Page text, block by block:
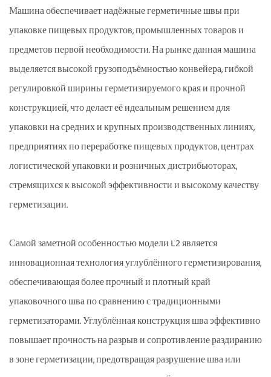
Машина обеспечивает надёжные герметичные швы при
упаковке пищевых продуктов, промышленных товаров и
предметов первой необходимости. На рынке данная машина
выделяется высокой грузоподъёмностью конвейера, гибкой
регулировкой ширины герметизируемого края и прочной
конструкцией, что делает её идеальным решением для
упаковки на средних и крупных производственных линиях,
предприятиях по переработке пищевых продуктов, центрах
логистической упаковки и розничных дистрибьюторах,
стремящихся к высокой эффективности и высокому качеству
герметизации.
Самой заметной особенностью модели L2 является
инновационная технология углублённого герметизирования,
обеспечивающая более прочный и плотный край
упаковочного шва по сравнению с традиционными
герметизаторами. Углублённая конструкция шва эффективно
повышает прочность на разрыв и сопротивление раздиранию
в зоне герметизации, предотвращая разрушение шва или